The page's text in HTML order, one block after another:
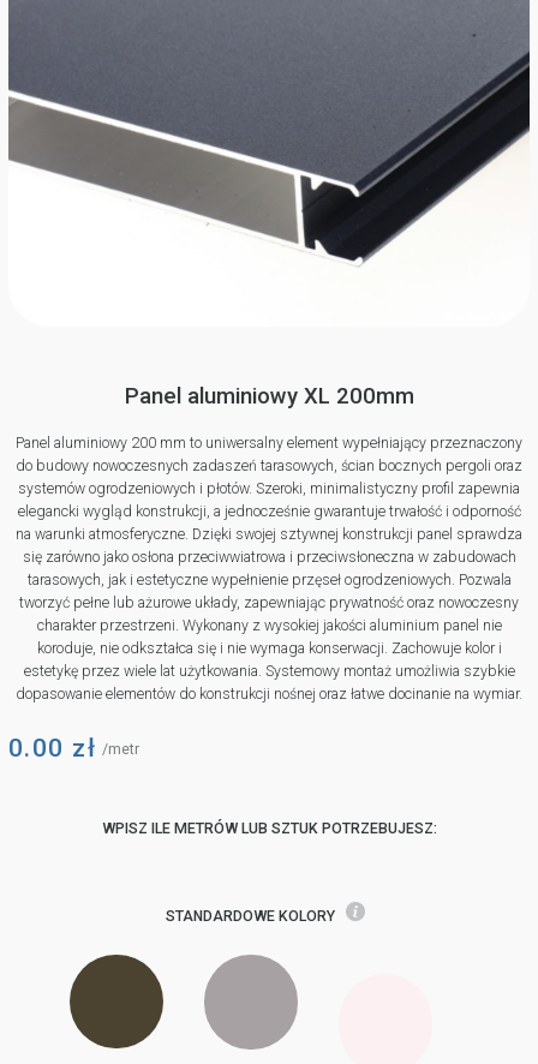
Panel aluminiowy XL 200mm
Panel aluminiowy 200 mm to uniwersalny element wypełniający przeznaczony
do budowy nowoczesnych zadaszeń tarasowych, ścian bocznych pergoli oraz
systemów ogrodzeniowych i płotów. Szeroki, minimalistyczny profil zapewnia
elegancki wygląd konstrukcji, a jednocześnie gwarantuje trwałość i odporność
na warunki atmosferyczne. Dzięki swojej sztywnej konstrukcji panel sprawdza
się zarówno jako osłona przeciwwiatrowa i przeciwsłoneczna w zabudowach
tarasowych, jak i estetyczne wypełnienie przęseł ogrodzeniowych. Pozwala
tworzyć pełne lub ażurowe układy, zapewniając prywatność oraz nowoczesny
charakter przestrzeni. Wykonany z wysokiej jakości aluminium panel nie
koroduje, nie odkształca się i nie wymaga konserwacji. Zachowuje kolor i
estetykę przez wiele lat użytkowania. Systemowy montaż umożliwia szybkie
dopasowanie elementów do konstrukcji nośnej oraz łatwe docinanie na wymiar.
0.00 zł /metr
WPISZ ILE METRÓW LUB SZTUK POTRZEBUJESZ:
STANDARDOWE KOLORY